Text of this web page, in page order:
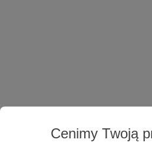
Cenimy Twoją